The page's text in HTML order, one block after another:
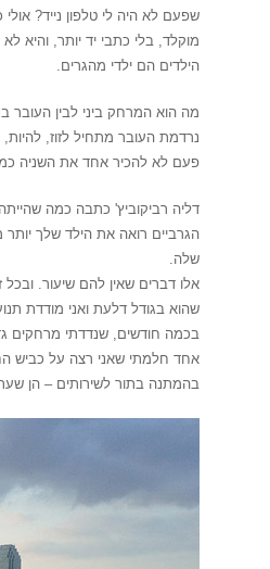
שפעם לא היה לי טלפון נייד?
מוקלד, בלי כתבי יד יותר, והיא
הילדים הם ילדי מהגרים.
מה הוא המרחק ביני לבין העובר
נרדמת העובר מתחיל לזוז,
פעם לא להכיר אחד את השניה
דליה רביקוביץ' כתבה כמה
הגרביים רואה את הילד שלך
שלה.
אלו דברים שאין להם שיעור.
שהוא בגודל דלעת ואני מודדת
בכמה חודשים, שנדדתי מרחקים
אחד חלמתי שאני רצה על כביש
בהמתנה בתור לשירותים – הן